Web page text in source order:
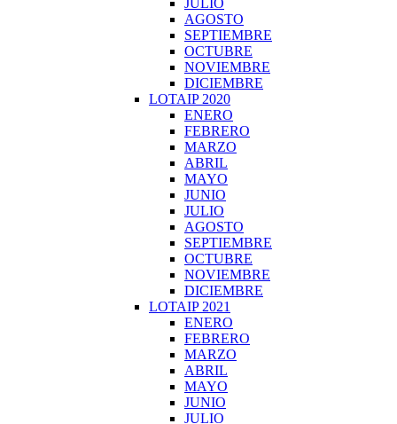
JULIO
AGOSTO
SEPTIEMBRE
OCTUBRE
NOVIEMBRE
DICIEMBRE
LOTAIP 2020
ENERO
FEBRERO
MARZO
ABRIL
MAYO
JUNIO
JULIO
AGOSTO
SEPTIEMBRE
OCTUBRE
NOVIEMBRE
DICIEMBRE
LOTAIP 2021
ENERO
FEBRERO
MARZO
ABRIL
MAYO
JUNIO
JULIO